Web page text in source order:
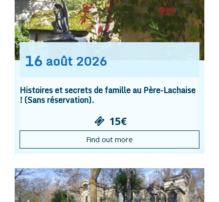
16 août 2026
Histoires et secrets de famille au Père-Lachaise
! (Sans réservation).
15€
Find out more